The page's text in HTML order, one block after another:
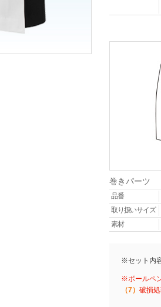
巻きパーツ
品番
取り扱いサイズ
素材
※セット内
※ボールペ
（7） 破損